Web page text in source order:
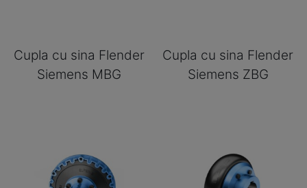
Cupla cu sina Flender
Siemens MBG
Cupla cu sina Flender
Siemens ZBG